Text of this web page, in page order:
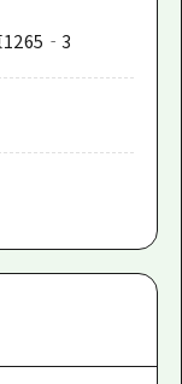
1265‐3